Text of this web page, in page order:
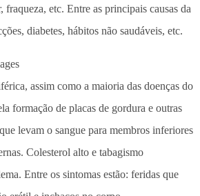
fraqueza, etc. Entre as principais causas da
diabetes, hábitos não saudáveis, etc.